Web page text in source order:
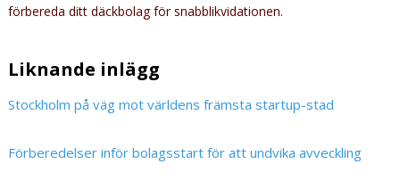
förbereda ditt däckbolag för snabblikvidationen.
Liknande inlägg
Stockholm på väg mot världens främsta startup-stad
Förberedelser inför bolagsstart för att undvika avveckling